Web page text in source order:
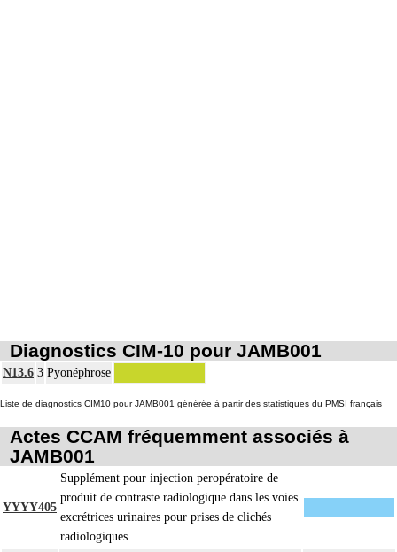
Diagnostics CIM-10 pour JAMB001
N13.6 3 Pyonéphrose
Liste de diagnostics CIM10 pour JAMB001 générée à partir des statistiques du PMSI français
Actes CCAM fréquemment associés à
JAMB001
YYYY405
Supplément pour injection peropératoire de
produit de contraste radiologique dans les voies
excrétrices urinaires pour prises de clichés
radiologiques